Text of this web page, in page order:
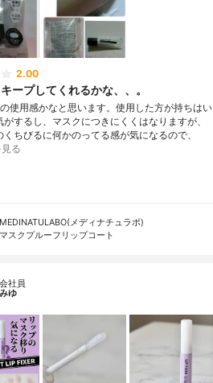
2.00
ープしてくれるかな、、。
使用感かなと思います。使用した方が持ちはい
がするし、マスクにつきにくくはなりますが、
くちびるに何かのってる感が気になるので、
る
MEDINATULABO(メディナチュラボ)
マスクプルーフリップコート
会社員
みゆ